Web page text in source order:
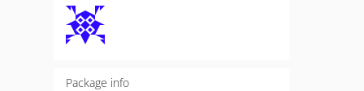
Package info